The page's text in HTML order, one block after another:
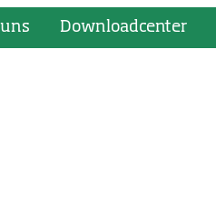
STRG + Enter.
Downloadcenter